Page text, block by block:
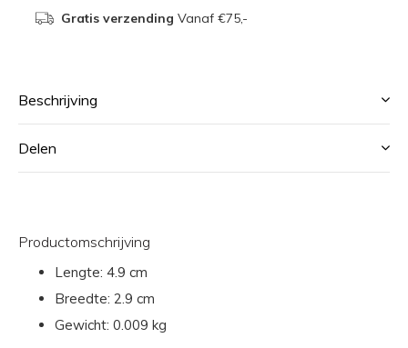
Gratis verzending Vanaf €75,-
Beschrijving
Delen
Productomschrijving
Lengte: 4.9 cm
Breedte: 2.9 cm
Gewicht: 0.009 kg